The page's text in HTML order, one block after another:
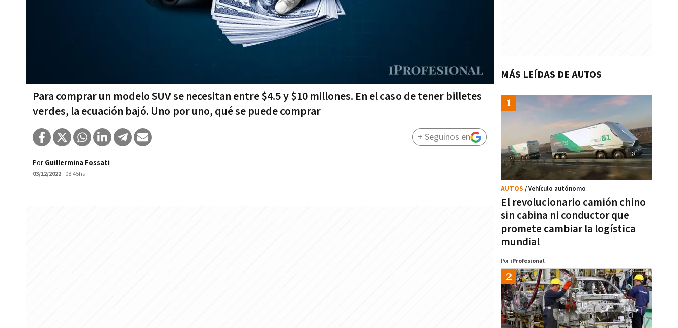
Para comprar un modelo SUV se necesitan entre $4.5 y $10 millones. En el caso de tener billetes
verdes, la ecuación bajó. Uno por uno, qué se puede comprar
Por Guillermina Fossati
03/12/2022- 08:45hs
+ Seguinos en
MÁS LEÍDAS DE AUTOS
El revolucionario camión chino
sin cabina ni conductor que
promete cambiar la logística
mundial
AUTOS / Vehículo autónomo
Por iProfesional